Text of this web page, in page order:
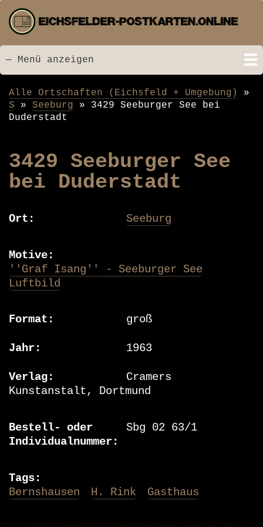
zum
Inhalt
Menü
— Menü anzeigen
Startseite
Neu hinzugefügt
Postkarten
Bildarchiv
Videos
Suche
Kontakt
Links
Spende
Pfadnavigation
Alle Ortschaften (Eichsfeld + Umgebung)
S
Seeburg
3429 Seeburger See bei
Duderstadt
3429 Seeburger See
bei Duderstadt
Ort Seeburg
Motive
''Graf Isang'' - Seeburger See
Luftbild
Format groß
Jahr 1963
Verlag
Cramers
Kunstanstalt, Dortmund
Bestell- oder
Individualnummer
Sbg 02 63/1
Tags
Bernshausen
H. Rink Gasthaus